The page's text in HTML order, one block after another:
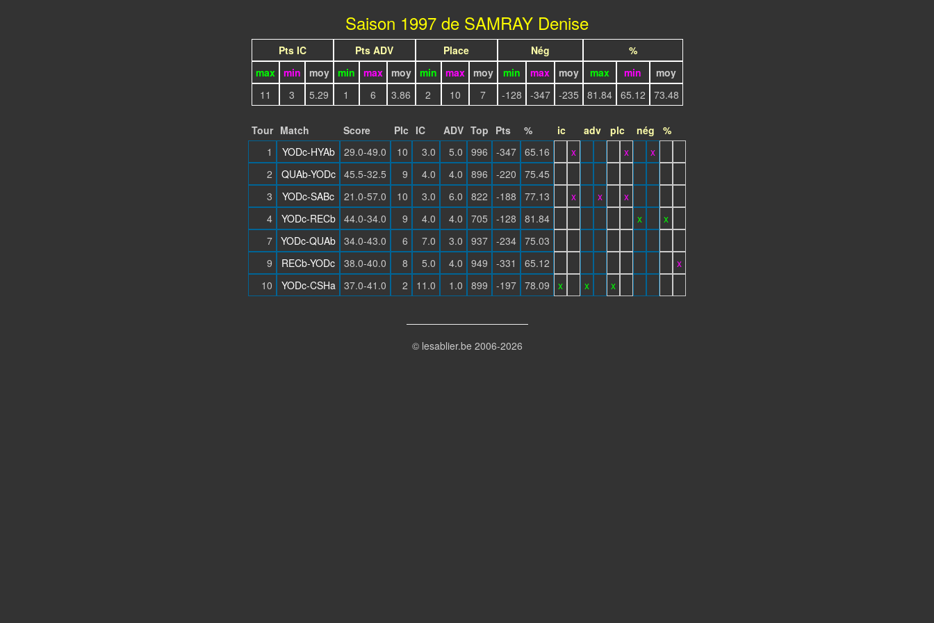
Saison 1997 de SAMRAY Denise
Pts IC Pts ADV Place Nég
%
max
min moy min max moy min max moy min max moy max min
moy
11
3 5.29 1 6 3.86 2 10 7 -128 -347 -235 81.84 65.12 73.48
Tour Match Score Plc IC ADV Top Pts % ic adv plc nég
%
1
YODc-HYAb 29.0-49.0 10 3.0 5.0 996 -347 65.16 x x
x
2
QUAb-YODc 45.5-32.5 9 4.0 4.0 896 -220
75.45
3
YODc-SABc 21.0-57.0 10 3.0 6.0 822 -188 77.13 x x
x
4
YODc-RECb 44.0-34.0 9 4.0 4.0 705 -128 81.84 x
x
7 YODc-QUAb 34.0-43.0 6 7.0 3.0 937 -234 75.03
9
RECb-YODc 38.0-40.0 8 5.0 4.0 949 -331 65.12
x
10
YODc-CSHa 37.0-41.0 2 11.0 1.0 899 -197 78.09 x x x
© lesablier.be 2006-2026